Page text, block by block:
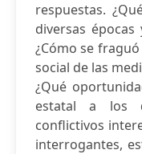
respuestas.
diversas
¿Cómo se
social de las
¿Qué
estatal a los
conflictivos
interrogantes,